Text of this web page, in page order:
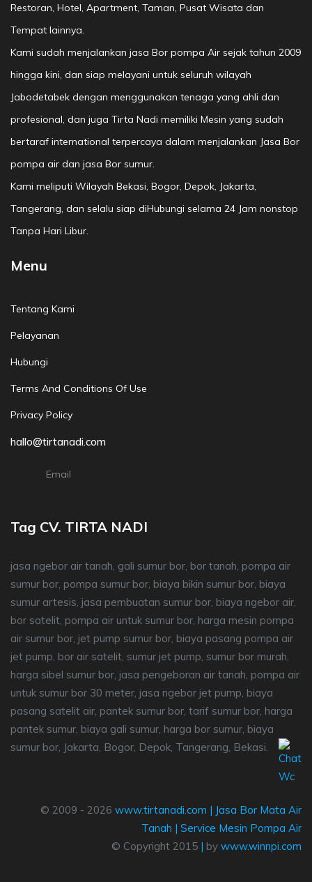
Restoran, Hotel, Apartment, Taman, Pusat Wisata dan
Tempat lainnya.
Kami sudah menjalankan jasa Bor pompa Air sejak tahun 2009
hingga kini, dan siap melayani untuk seluruh wilayah
Jabodetabek dengan menggunakan tenaga yang ahli dan
profesional, dan juga Tirta Nadi memiliki Mesin yang sudah
bertaraf international terpercaya dalam menjalankan Jasa Bor
pompa air dan jasa Bor sumur.
Kami meliputi Wilayah Bekasi, Bogor, Depok, Jakarta,
Tangerang, dan selalu siap diHubungi selama 24 Jam nonstop
Tanpa Hari Libur.
Menu
Tentang Kami
Pelayanan
Hubungi
Terms And Conditions Of Use
Privacy Policy
hallo@tirtanadi.com
Email
Tag CV. TIRTA NADI
jasa ngebor air tanah, gali sumur bor, bor tanah, pompa air
sumur bor, pompa sumur bor, biaya bikin sumur bor, biaya
sumur artesis, jasa pembuatan sumur bor, biaya ngebor air,
bor satelit, pompa air untuk sumur bor, harga mesin pompa
air sumur bor, jet pump sumur bor, biaya pasang pompa air
jet pump, bor air satelit, sumur jet pump, sumur bor murah,
harga sibel sumur bor, jasa pengeboran air tanah, pompa air
untuk sumur bor 30 meter, jasa ngebor jet pump, biaya
pasang satelit air, pantek sumur bor, tarif sumur bor, harga
pantek sumur, biaya gali sumur, harga bor sumur, biaya
sumur bor, Jakarta, Bogor, Depok, Tangerang, Bekasi.
© 2009 - 2026 www.tirtanadi.com | Jasa Bor Mata Air
Tanah | Service Mesin Pompa Air
© Copyright 2015 | by www.winnpi.com